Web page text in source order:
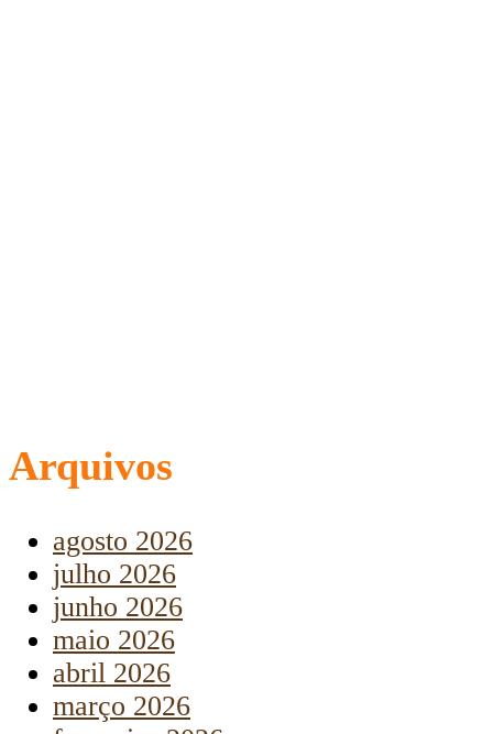
Arquivos
agosto 2026
julho 2026
junho 2026
maio 2026
abril 2026
março 2026